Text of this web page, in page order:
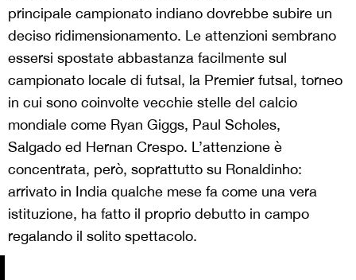
principale campionato indiano dovrebbe subire un
deciso ridimensionamento. Le attenzioni sembrano
essersi spostate abbastanza facilmente sul
campionato locale di futsal, la Premier futsal, torneo
in cui sono coinvolte vecchie stelle del calcio
mondiale come Ryan Giggs, Paul Scholes,
Salgado ed Hernan Crespo. L’attenzione è
concentrata, però, soprattutto su Ronaldinho:
arrivato in India qualche mese fa come una vera
istituzione, ha fatto il proprio debutto in campo
regalando il solito spettacolo.